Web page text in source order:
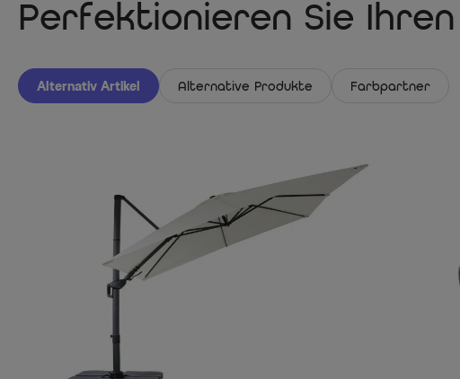
Perfektionieren Sie
Alternativ Artikel Alternative Produkte Farbpartner